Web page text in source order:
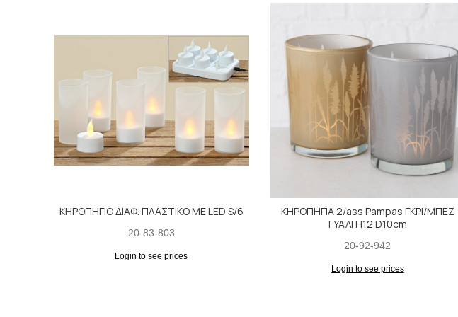
ΚΗΡΟΠΗΓΙΟ ΔΙΑΦ. ΠΛΑΣΤΙΚΟ ΜΕ LED S/6
20-83-803
Login to see prices
ΚΗΡΟΠΗΓΙΑ 2/ass Pampas ΓΚΡΙ/ΜΠΕΖ
ΓΥΑΛΙ H12 D10cm
20-92-942
Login to see prices